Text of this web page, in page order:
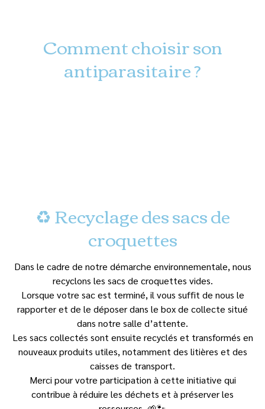
Comment choisir son
antiparasitaire ?
♻️ Recyclage des sacs de
croquettes
Dans le cadre de notre démarche environnementale, nous
recyclons les sacs de croquettes vides.
Lorsque votre sac est terminé, il vous suffit de nous le
rapporter et de le déposer dans le box de collecte situé
dans notre salle d’attente.
Les sacs collectés sont ensuite recyclés et transformés en
nouveaux produits utiles, notamment des litières et des
caisses de transport.
Merci pour votre participation à cette initiative qui
contribue à réduire les déchets et à préserver les